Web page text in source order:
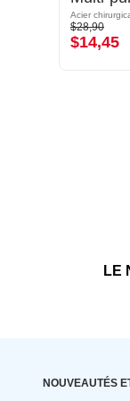
Acier
$28,90
$14,45
LE
NOUVEAUTÉS